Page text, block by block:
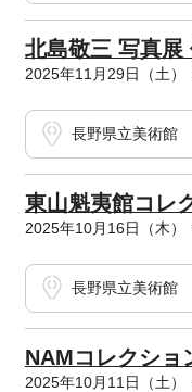
北島敬三 写真展
2025年11月29日（土）
長野県立美術館
東山魁夷館コレ
2025年10月16日（木）
長野県立美術館
NAMコレクシ
2025年10月11日（土）